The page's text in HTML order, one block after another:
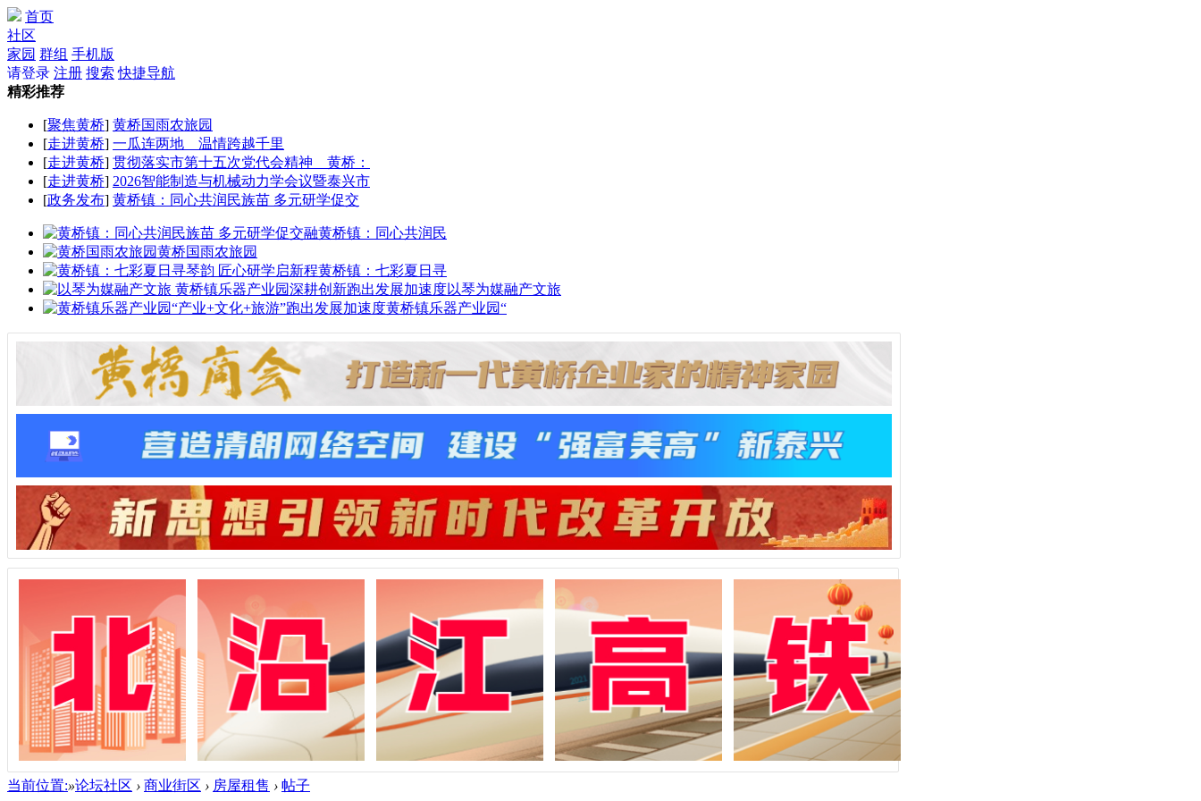
首页
社区
家园 群组 手机版
请登录 注册 搜索 快捷导航
精彩推荐
[聚焦黄桥] 黄桥国雨农旅园
[走进黄桥] 一瓜连两地 温情跨越千里
[走进黄桥] 贯彻落实市第十五次党代会精神 黄桥：
[走进黄桥] 2026智能制造与机械动力学会议暨泰兴市
[政务发布] 黄桥镇：同心共润民族苗 多元研学促交
黄桥镇：同心共润民
黄桥国雨农旅园
黄桥镇：七彩夏日寻
以琴为媒融产文旅
黄桥镇乐器产业园“
当前位置:»论坛社区 › 商业街区 › 房屋租售 › 帖子